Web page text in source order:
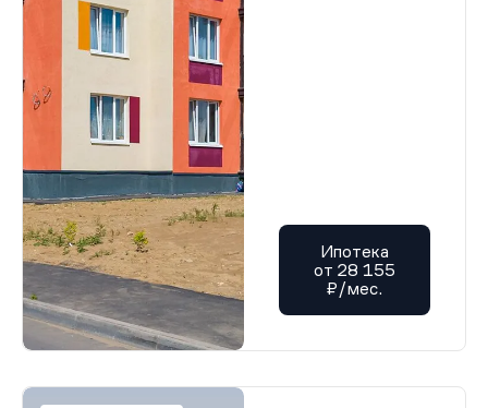
Ипотека
от 28 155
₽/мес.